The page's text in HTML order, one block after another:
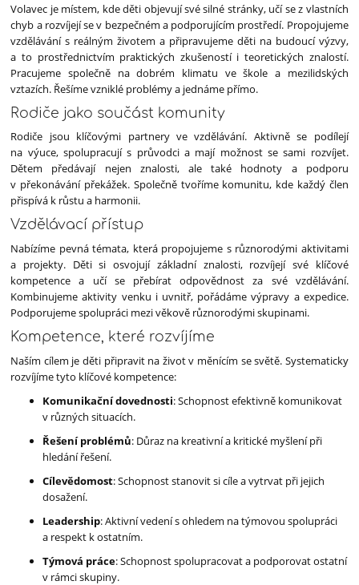
Volavec je místem, kde děti objevují své silné stránky, učí se z vlastních
chyb a rozvíjejí se v bezpečném a podporujícím prostředí. Propojujeme
vzdělávání s reálným životem a připravujeme děti na budoucí výzvy,
a to prostřednictvím praktických zkušeností i teoretických znalostí.
Pracujeme společně na dobrém klimatu ve škole a mezilidských
vztazích. Řešíme vzniklé problémy a jednáme přímo.
Rodiče jako součást komunity
Rodiče jsou klíčovými partnery ve vzdělávání. Aktivně se podílejí
na výuce, spolupracují s průvodci a mají možnost se sami rozvíjet.
Dětem předávají nejen znalosti, ale také hodnoty a podporu
v překonávání překážek. Společně tvoříme komunitu, kde každý člen
přispívá k růstu a harmonii.
Vzdělávací přístup
Nabízíme pevná témata, která propojujeme s různorodými aktivitami
a projekty. Děti si osvojují základní znalosti, rozvíjejí své klíčové
kompetence a učí se přebírat odpovědnost za své vzdělávání.
Kombinujeme aktivity venku i uvnitř, pořádáme výpravy a expedice.
Podporujeme spolupráci mezi věkově různorodými skupinami.
Kompetence, které rozvíjíme
Naším cílem je děti připravit na život v měnícím se světě. Systematicky
rozvíjíme tyto klíčové kompetence:
Komunikační dovednosti: Schopnost efektivně komunikovat
v různých situacích.
Řešení problémů: Důraz na kreativní a kritické myšlení při
hledání řešení.
Cílevědomost: Schopnost stanovit si cíle a vytrvat při jejich
dosažení.
Leadership: Aktivní vedení s ohledem na týmovou spolupráci
a respekt k ostatním.
Týmová práce: Schopnost spolupracovat a podporovat ostatní
v rámci skupiny.